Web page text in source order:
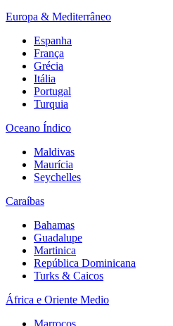
Europa & Mediterrâneo
Espanha
França
Grécia
Itália
Portugal
Turquia
Oceano Índico
Maldivas
Maurícia
Seychelles
Caraíbas
Bahamas
Guadalupe
Martinica
República Dominicana
Turks & Caicos
África e Oriente Medio